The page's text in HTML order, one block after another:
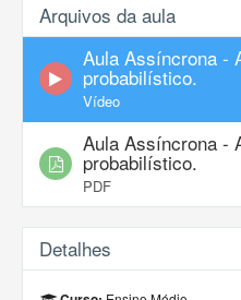
Arquivos da aula
Aula Assíncrona -
probabilístico.
Vídeo
Aula Assíncrona -
probabilístico.
PDF
Detalhes